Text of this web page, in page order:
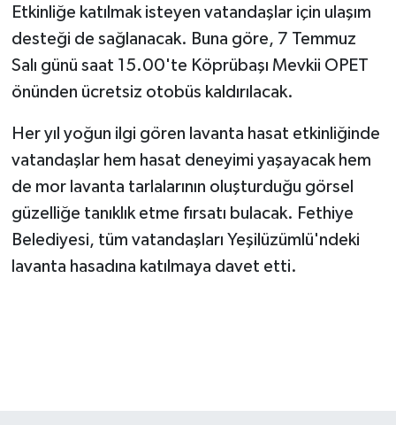
Etkinliğe katılmak isteyen vatandaşlar için ulaşım
desteği de sağlanacak. Buna göre, 7 Temmuz
Salı günü saat 15.00'te Köprübaşı Mevkii OPET
önünden ücretsiz otobüs kaldırılacak.
Her yıl yoğun ilgi gören lavanta hasat etkinliğinde
vatandaşlar hem hasat deneyimi yaşayacak hem
de mor lavanta tarlalarının oluşturduğu görsel
güzelliğe tanıklık etme fırsatı bulacak. Fethiye
Belediyesi, tüm vatandaşları Yeşilüzümlü'ndeki
lavanta hasadına katılmaya davet etti.